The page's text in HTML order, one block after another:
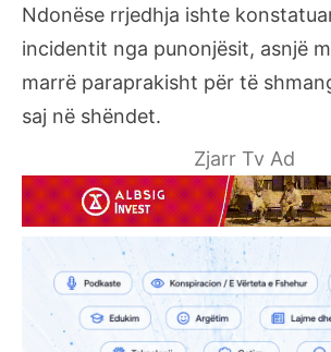
Ndonëse rrjedhja ishte
incidentit nga punonjësit, asnjë
marrë paraprakisht për të
saj në shëndet.
Zjarr Tv Ad